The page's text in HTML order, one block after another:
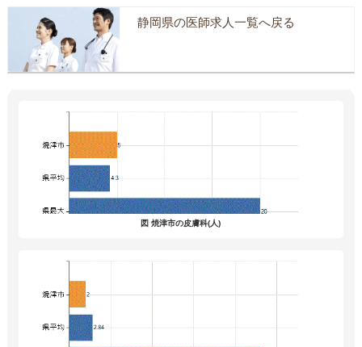
静岡県の医師求人一覧へ戻る
図 焼津市の皮膚科(人)